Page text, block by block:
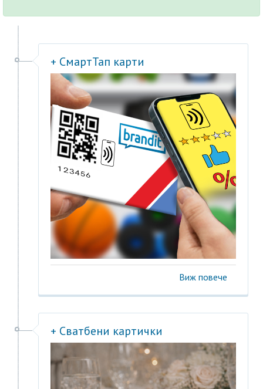
+ СмартТап карти
Виж повече
+ Сватбени картички